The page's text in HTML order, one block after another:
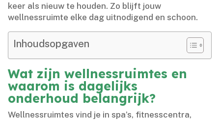
keer als nieuw te houden.​ Zo blijft jouw
wellnessruimte elke dag uitnodigend en schoon.​
Inhoudsopgaven
Wat zijn wellnessruimtes en
waarom is dagelijks
onderhoud belangrijk?
Wellnessruimtes vind je in spa’s, fitnesscentra,